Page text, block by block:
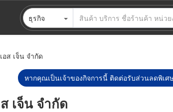
ธุรกิจ
อส เจ็น จำกัด
หากคุณเป็นเจ้าของกิจการนี้ ติดต่อรับส่วนลดพิเศ
เจ็น จำกัด